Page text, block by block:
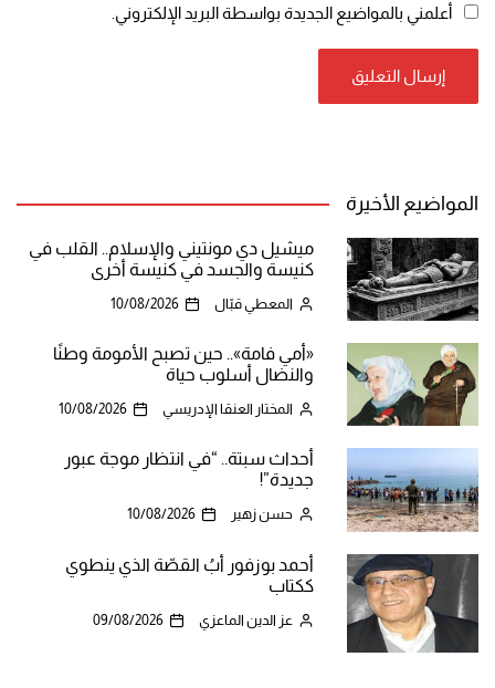
أعلمني بالمواضيع الجديدة بواسطة البريد الإلكتروني.
المواضيع الأخيرة
ميشيل دي مونتيني والإسلام.. القلب في
كنيسة والجسد في كنيسة أخرى
المعطي قبّال 10/08/2026
«أمي فامة».. حين تصبح الأمومة وطنًا
والنضال أسلوب حياة
المختار العنقا الإدريسي 10/08/2026
أحداث سبتة.. “في انتظار موجة عبور
جديدة”!
حسن زهير 10/08/2026
أحمد بوزفور أبُ القصّة الذي ينطوي
ككتاب
عز الدين الماعزي 09/08/2026